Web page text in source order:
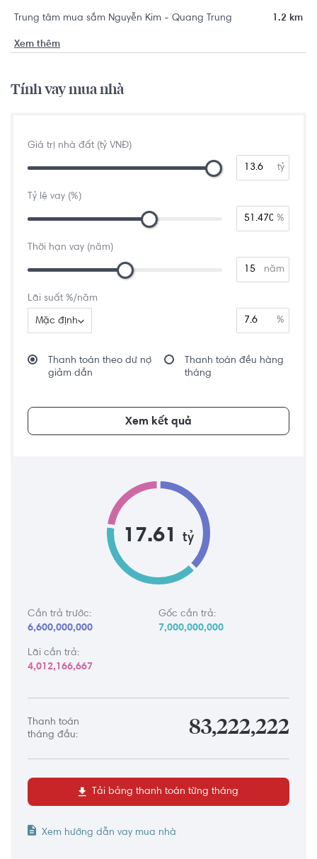
Trung tâm mua sắm Nguyễn Kim - Quang Trung 1.2 km
Xem thêm
Tính vay mua nhà
Giá trị nhà đất (tỷ VNĐ)
tỷ
Tỷ lệ vay (%)
%
Thời hạn vay (năm)
năm
Lãi suất %/năm
Mặc định %
Thanh toán theo dư nợ
giảm dần
Thanh toán đều hàng
tháng
Xem kết quả
17.61 tỷ
Cần trả trước:
6,600,000,000
Gốc cần trả:
7,000,000,000
Lãi cần trả:
4,012,166,667
Thanh toán
tháng đầu:
83,222,222
Tải bảng thanh toán từng tháng
Xem hướng dẫn vay mua nhà